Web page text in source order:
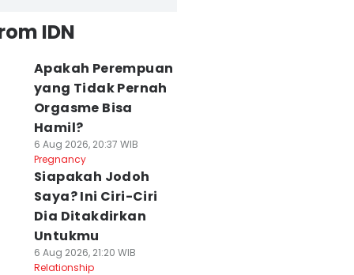
IDN
Apakah Perempuan
yang Tidak Pernah
Orgasme Bisa
Hamil?
6 Aug 2026, 20:37 WIB
Pregnancy
Siapakah Jodoh
Saya? Ini Ciri-Ciri
Dia Ditakdirkan
Untukmu
6 Aug 2026, 21:20 WIB
Relationship